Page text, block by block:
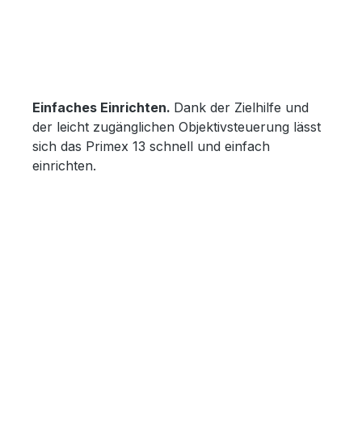
Einfaches Einrichten. Dank der Zielhilfe und
der leicht zugänglichen Objektivsteuerung lässt
sich das Primex 13 schnell und einfach
einrichten.